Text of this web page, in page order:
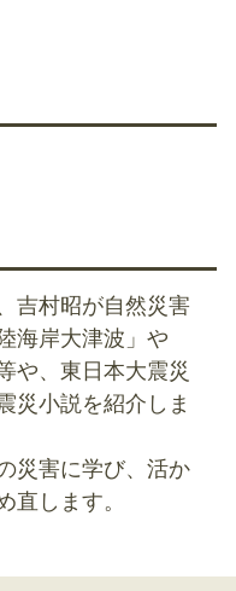
吉村昭が自然災害
海岸大津波」や
や、東日本大震災
災小説を紹介しま
災害に学び、活か
直します。